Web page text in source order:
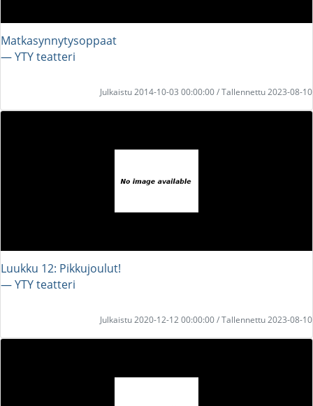
Matkasynnytysoppaat
― YTY teatteri
Julkaistu 2014-10-03 00:00:00 / Tallennettu 2023-08-10
Luukku 12: Pikkujoulut!
― YTY teatteri
Julkaistu 2020-12-12 00:00:00 / Tallennettu 2023-08-10